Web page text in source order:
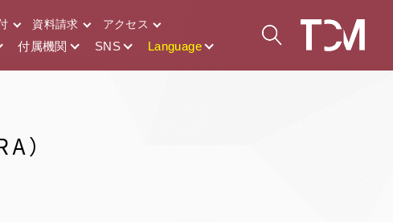
資料請求 アクセス
付属機関 SNS Language
）